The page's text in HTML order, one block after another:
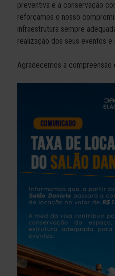
preventiva e a conservação
reforçamos o nosso
infraestrutura sempre
realização dos seus eventos e
Agradecemos a compreensão